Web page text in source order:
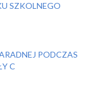
SZKOLNEGO
PODCZAS
C